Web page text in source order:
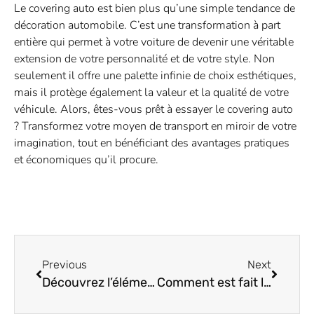
Le covering auto est bien plus qu’une simple tendance de
décoration automobile. C’est une transformation à part
entière qui permet à votre voiture de devenir une véritable
extension de votre personnalité et de votre style. Non
seulement il offre une palette infinie de choix esthétiques,
mais il protège également la valeur et la qualité de votre
véhicule. Alors, êtes-vous prêt à essayer le covering auto
? Transformez votre moyen de transport en miroir de votre
imagination, tout en bénéficiant des avantages pratiques
et économiques qu’il procure.
Previous
Découvrez l’élément surprenant qui booste votre productivité au travail
Next
Comment est fait le poinçon argent 925 ?